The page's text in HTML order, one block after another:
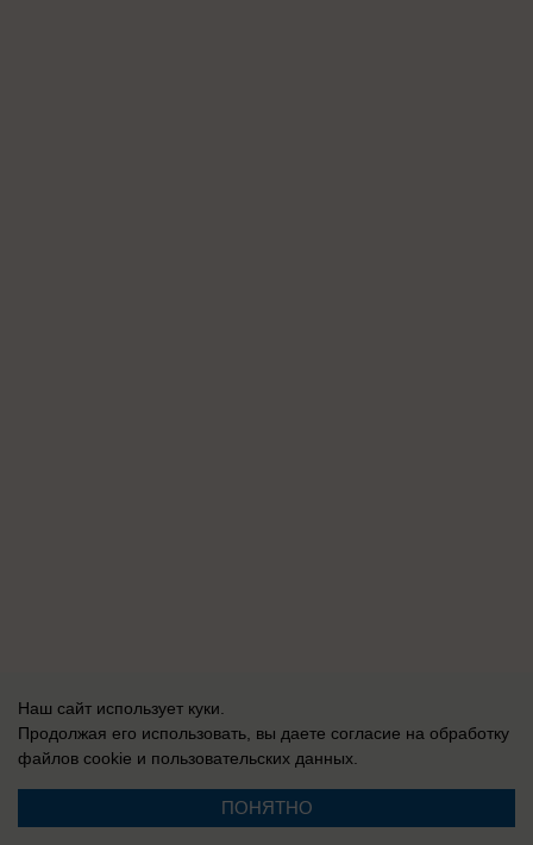
Наш сайт использует куки.
Продолжая его использовать, вы даете согласие на обработку
файлов cookie и пользовательских данных.
ПОНЯТНО